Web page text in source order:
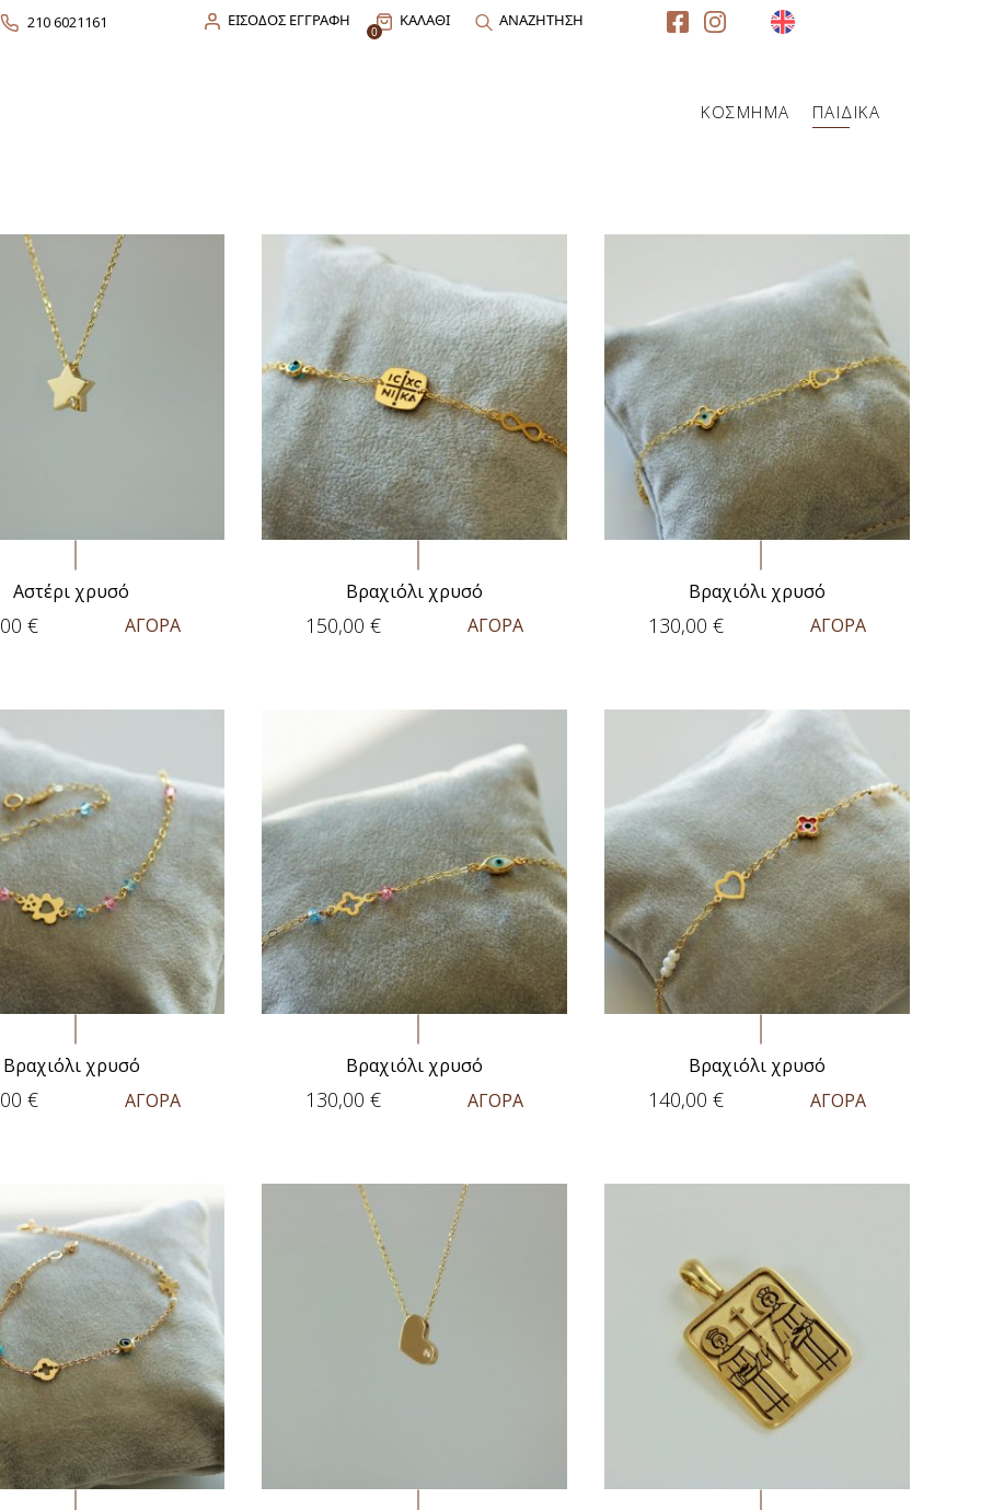
210 6021161 ΕΙΣΟΔΟΣ ΕΓΓΡΑΦΗ ΚΑΛΑΘΙ
0
ΑΝΑΖΗΤΗΣΗ
ΚΟΣΜΗΜΑ ΠΑΙΔΙΚΑ
Αστέρι χρυσό
€ ΑΓΟΡΑ
Βραχιόλι χρυσό
150,00€ ΑΓΟΡΑ
Βραχιόλι χρυσό
130,00€ ΑΓΟΡΑ
Βραχιόλι χρυσό
€ ΑΓΟΡΑ
Βραχιόλι χρυσό
130,00€ ΑΓΟΡΑ
Βραχιόλι χρυσό
140,00€ ΑΓΟΡΑ